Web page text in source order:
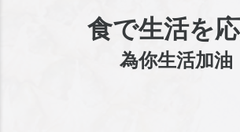
食で生活を
為你生活加油